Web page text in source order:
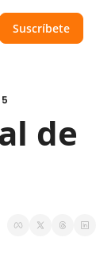
Suscríbete
de